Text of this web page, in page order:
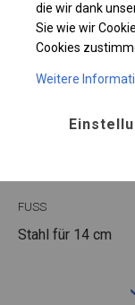
KONSTRUKTION
WINTER
FUSS
Stahl für 14 cm
die wir dank
Sie wie wir
Cookies
Weitere